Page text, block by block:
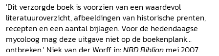
'Dit verzorgde boek is voorzien van een waardevol
literatuuroverzicht, afbeeldingen van historische prenten,
recepten en een aantal bijlagen. Voor de hedendaagse
mycoloog mag deze uitgave niet op de boekenplank
ontbreken.' Niek van der Worff in: NBD Biblion mei 2007.